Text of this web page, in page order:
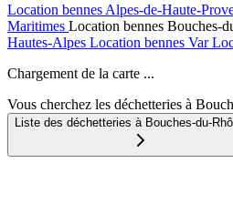
Location bennes Alpes-de-Haute-
Maritimes Location bennes Bouches-
Hautes-Alpes Location bennes Var
Chargement de la carte ...
Vous cherchez les déchetteries à
Liste des déchetteries à Bouches-du-